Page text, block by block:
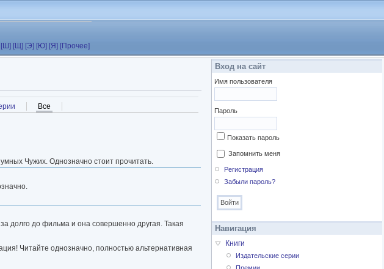
[Ш] [Щ] [Э] [Ю] [Я] [Прочее]
Все
Чужих. Однозначно стоит прочитать.
долго до фильма и она совершенно другая. Такая
Читайте однозначно, полностью альтернативная
Вход на сайт
Имя пользователя
Пароль
Показать пароль
Запомнить меня
Регистрация
Забыли пароль?
Навигация
Книги
Издательские серии